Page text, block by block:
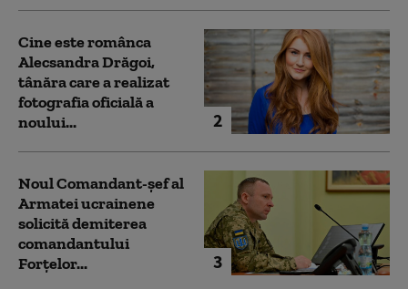
2
Cine este românca
Alecsandra Drăgoi,
tânăra care a realizat
fotografia oficială a
noului...
3
Noul Comandant-șef al
Armatei ucrainene
solicită demiterea
comandantului
Forțelor...